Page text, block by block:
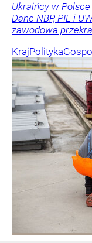
Ukraińcy w
Dane NBP, PIE i
zawodowa
KrajPolityka